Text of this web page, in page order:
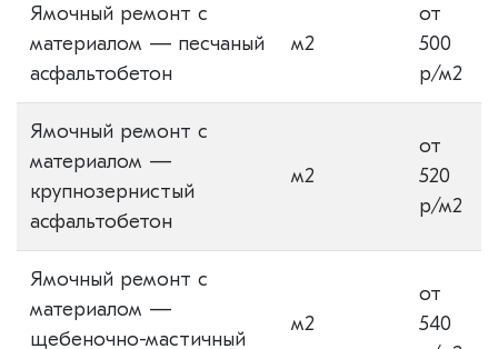
Ямочный ремонт с
материалом — песчаный
асфальтобетон
м2
от
500
р/м2
Ямочный ремонт с
материалом —
крупнозернистый
асфальтобетон
м2
от
520
р/м2
Ямочный ремонт с
материалом —
щебеночно-мастичный
м2
от
540